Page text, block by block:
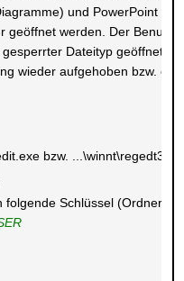
und PowerPoint
geöffnet werden. Der
Dateityp geöffnet
wieder aufgehoben bzw.
bzw.
folgende Schlüssel (Ordner)